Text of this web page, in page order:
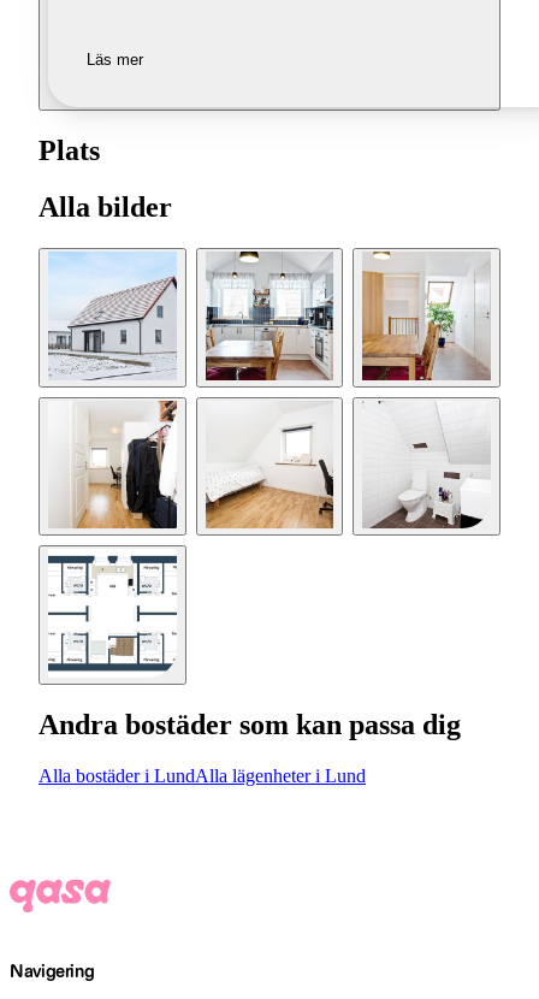
Läs mer
Plats
Alla bilder
Andra bostäder som kan passa dig
Alla bostäder i LundAlla lägenheter i Lund
Navigering